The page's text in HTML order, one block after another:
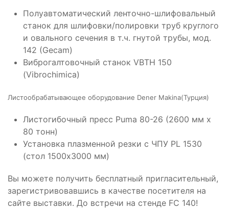
Полуавтоматический ленточно-шлифовальный
станок для шлифовки/полировки труб круглого
и овального сечения в т.ч. гнутой трубы, мод.
142 (Gecam)
Виброгалтовочный станок VBTH 150
(Vibrochimica)
Листообрабатывающее оборудование Dener Makina(Турция)
Листогибочный пресс Puma 80-26 (2600 мм х
80 тонн)
Установка плазменной резки с ЧПУ PL 1530
(стол 1500х3000 мм)
Вы можете получить бесплатный пригласительный,
зарегистривовавшись в качестве посетителя на
сайте выставки. До встречи на стенде FC 140!